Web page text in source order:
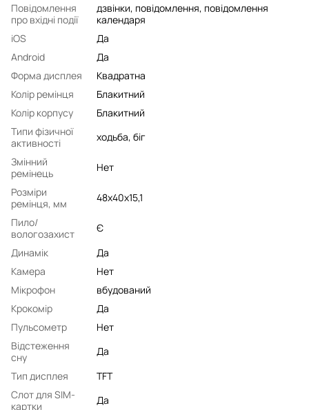
Повідомлення
про вхідні події
дзвінки, повідомлення, повідомлення
календаря
iOS
Да
Android
Да
Форма дисплея
Квадратна
Колір ремінця
Блакитний
Колір корпусу
Блакитний
Типи фізичної
активності
ходьба, біг
Змінний
ремінець
Нет
Розміри
ремінця, мм
48x40x15,1
Пило/
вологозахист
Є
Динамік
Да
Камера
Нет
Мікрофон
вбудований
Крокомір
Да
Пульсометр
Нет
Відстеження
сну
Да
Тип дисплея
TFT
Слот для SIM-
картки
Да